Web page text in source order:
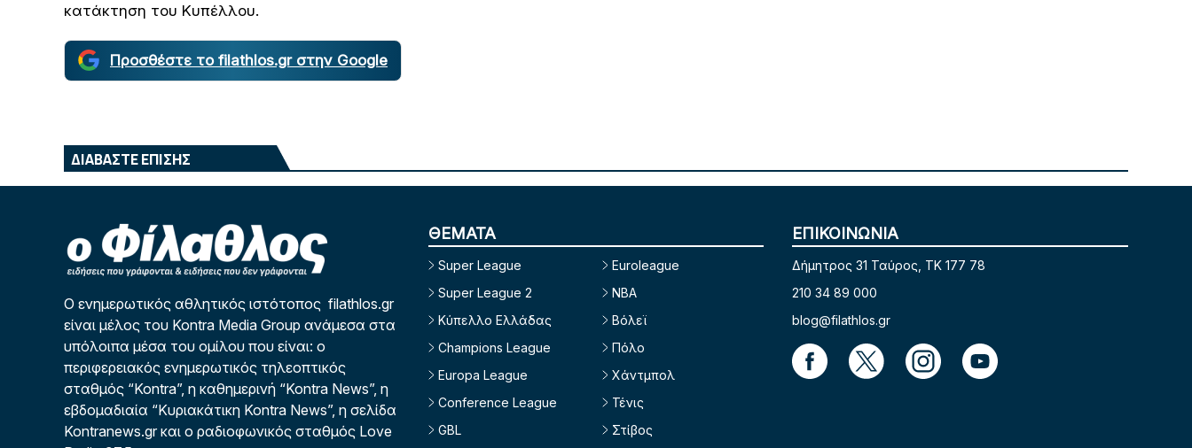
κατάκτηση του Κυπέλλου.
Προσθέστε το filathlos.gr στην Google
ΔΙΑΒΑΣΤΕ ΕΠΙΣΗΣ
Ο ενημερωτικός αθλητικός ιστότοπος filathlos.gr
είναι μέλος του Kontra Media Group ανάμεσα στα
υπόλοιπα μέσα του ομίλου που είναι: ο
περιφερειακός ενημερωτικός τηλεοπτικός
σταθμός “Kontra”, η καθημερινή “Kontra News”, η
εβδομαδιαία “Κυριακάτικη Kontra News”, η σελίδα
Kontranews.gr και ο ραδιοφωνικός σταθμός Love
ΘΕΜΑΤΑ
Super League
Super League 2
Κύπελλο Ελλάδας
Champions League
Europa League
Conference League
GBL
Euroleague
NBA
Βόλεϊ
Πόλο
Χάντμπολ
Τένις
Στίβος
ΕΠΙΚΟΙΝΩΝΙΑ
Δήμητρος 31 Ταύρος, TK 177 78
210 34 89 000
blog@filathlos.gr